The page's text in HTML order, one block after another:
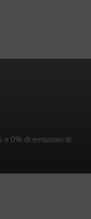
e 0% di emissioni di